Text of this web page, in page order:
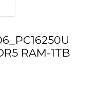
RAM-1TB